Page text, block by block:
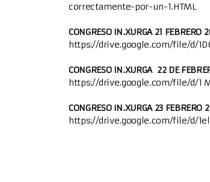
correctamente-por-un-1.HTML
CONGRESO IN.XURGA 21 FEBRERO
https://drive.google.com/file/d/
CONGRESO IN.XURGA 22 DE
https://drive.google.com/file/d/1
CONGRESO IN.XURGA 23
https://drive.google.com/file/d/
Campaña PONTE EN EL LUGAR DE UNA PERSONA
CON SORDERA
NA TRAMITACIÓN GRAOS DEPENDENCIA
Campaña POLA DIGNIDADE NA AXUDA NO